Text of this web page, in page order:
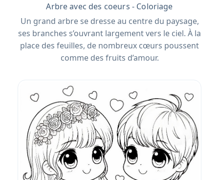
Arbre avec des coeurs - Coloriage
Un grand arbre se dresse au centre du paysage,
ses branches s’ouvrant largement vers le ciel. À la
place des feuilles, de nombreux cœurs poussent
comme des fruits d’amour.